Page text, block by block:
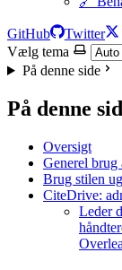
GitHub
Twitter
Vælg tema
På denne side
På denne
Oversigt
Generel brug
Brug stilen
CiteDrive:
Leder